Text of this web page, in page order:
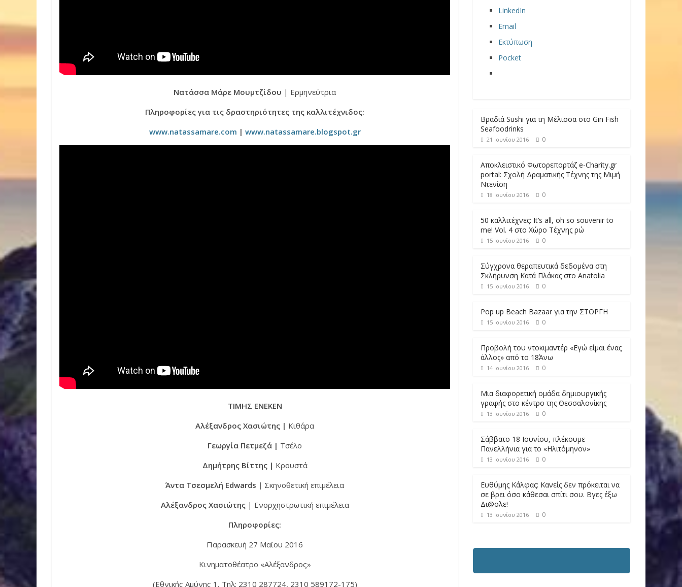
Νατάσσα Μάρε Μουμτζίδου | Ερμηνεύτρια
Πληροφορίες για τις δραστηριότητες της καλλιτέχνιδος:
www.natassamare.com | www.natassamare.blogspot.gr
ΤΙΜΗΣ ΕΝΕΚΕΝ
Αλέξανδρος Χασιώτης | Κιθάρα
Γεωργία Πετμεζά | Τσέλο
Δημήτρης Βίττης | Κρουστά
Άντα Τσεσμελή Edwards | Σκηνοθετική επιμέλεια
Αλέξανδρος Χασιώτης| Eνορχηστρωτική επιμέλεια
Πληροφορίες:
Παρασκευή 27 Μαϊου 2016
Κινηματοθέατρο «Αλέξανδρος»
(Εθνικής Αμύνης 1, Τηλ: 2310 287724, 2310 589172-175)
LinkedIn
Email
Εκτύπωση
Pocket
Βραδιά Sushi για τη Μέλισσα στο Gin Fish
Seafoodrinks
21 Ιουνίου 2016 0
Αποκλειστικό Φωτορεπορτάζ e-Charity.gr
portal: Σχολή Δραματικής Τέχνης της Μιμή
Ντενίση
18 Ιουνίου 2016 0
50 καλλιτέχνες: It’s all, oh so souvenir to
me! Vol. 4 στο Χώρο Τέχνης ρώ
15 Ιουνίου 2016 0
Σύγχρονα θεραπευτικά δεδομένα στη
Σκλήρυνση Κατά Πλάκας στο Anatolia
15 Ιουνίου 2016 0
Pop up Beach Bazaar για την ΣΤΟΡΓΗ
15 Ιουνίου 2016 0
Προβολή του ντοκιμαντέρ «Εγώ είμαι ένας
άλλος» από το 18Άνω
14 Ιουνίου 2016 0
Μια διαφορετική ομάδα δημιουργικής
γραφής στο κέντρο της Θεσσαλονίκης
13 Ιουνίου 2016 0
Σάββατο 18 Ιουνίου, πλέκουμε
Πανελλήνια για το «Ηλιτόμηνον»
13 Ιουνίου 2016 0
Ευθύμης Κάλφας: Κανείς δεν πρόκειται να
σε βρει όσο κάθεσαι σπίτι σου. Βγες έξω
Δι@ολε!
13 Ιουνίου 2016 0